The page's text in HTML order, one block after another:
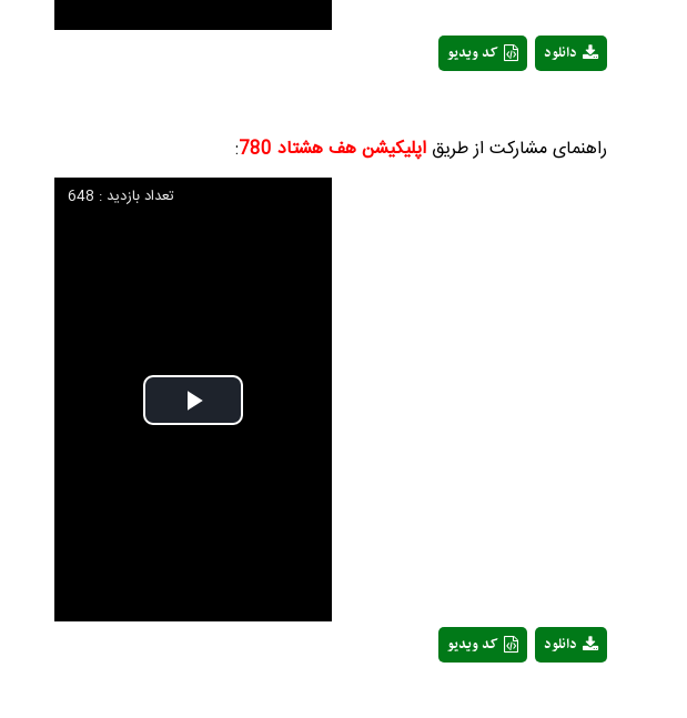
کد ویدیو دانلود
راهنمای مشارکت از طریق اپلیکیشن هف هشتاد 780 :
Play
تعداد بازدید : 648
کد ویدیو دانلود